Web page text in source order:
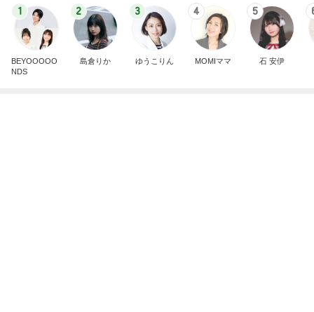
1
BEYOOOOO
NDS
2
島倉りか
3
ゆうこりん
4
MOMIママ
5
石 安伊